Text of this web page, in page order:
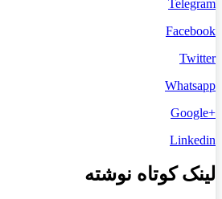
Telegram
Facebook
Twitter
Whatsapp
+Google
Linkedin
لینک کوتاه نوشته